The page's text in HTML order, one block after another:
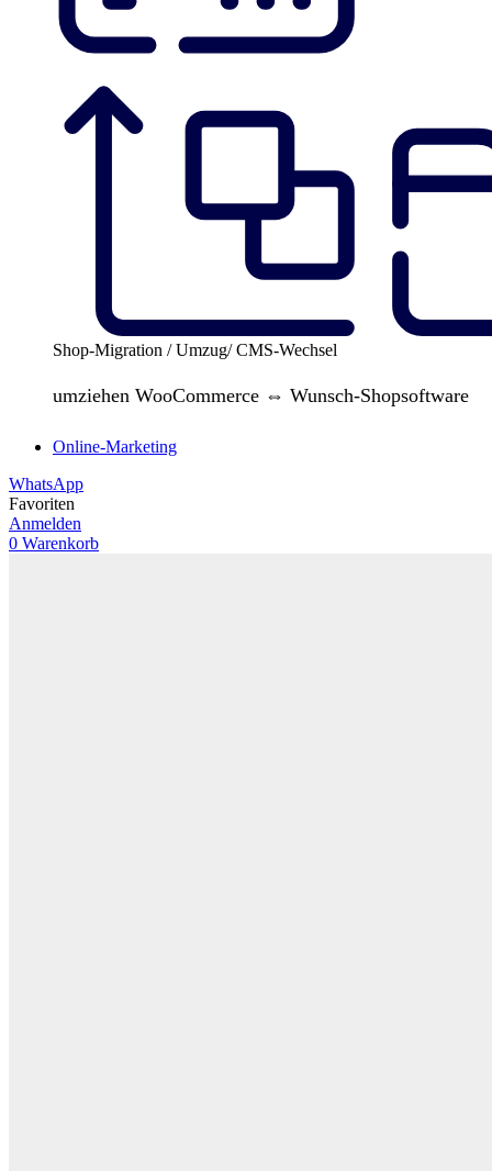
Shop-Migration / Umzug/ CMS-Wechsel
umziehen WooCommerce ⇔ Wunsch-Shopsoftware
Online-Marketing
WhatsApp
Favoriten
Anmelden
0 Warenkorb